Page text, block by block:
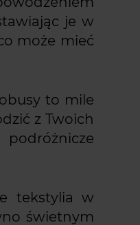
je w
może mieć
to mile
z Twoich
tekstylia w
świetnym